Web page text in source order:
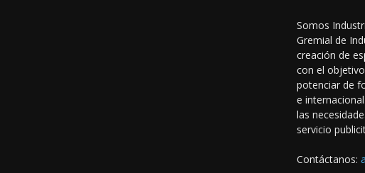
Somos
Gremial de
creación de
con el
potenciar de
e
las
servicio
Contáctanos: